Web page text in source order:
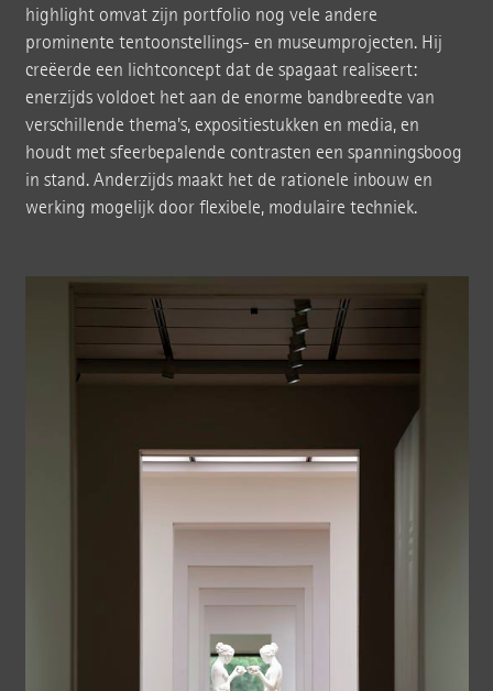
highlight omvat zijn portfolio nog vele andere
prominente tentoonstellings- en museumprojecten. Hij
creëerde een lichtconcept dat de spagaat realiseert:
enerzijds voldoet het aan de enorme bandbreedte van
verschillende thema's, expositiestukken en media, en
houdt met sfeerbepalende contrasten een spanningsboog
in stand. Anderzijds maakt het de rationele inbouw en
werking mogelijk door flexibele, modulaire techniek.